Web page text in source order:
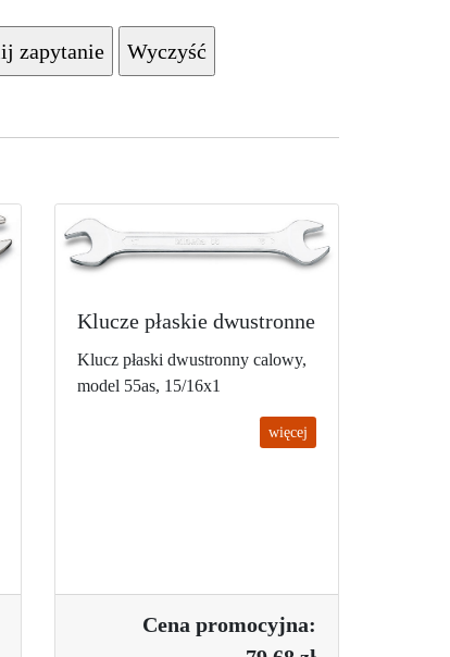
Klucze płaskie dwustronne
Klucz płaski dwustronny calowy,
model 55as, 15/16x1
więcej
Cena promocyjna: